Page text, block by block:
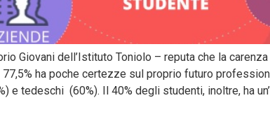
Giovani dell’Istituto Toniolo – reputa che la
ha poche certezze sul proprio futuro
e tedeschi (60%). Il 40% degli studenti, inoltre, ha